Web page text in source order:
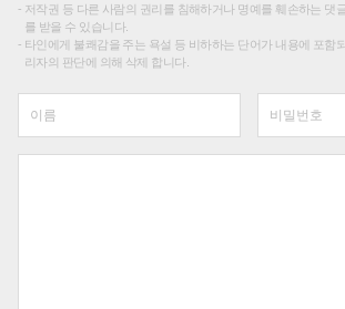
저작권 등 다른 사람의 권리를 침해하거나 명예를 훼손하는 댓
를 받을 수 있습니다.
타인에게 불쾌감을 주는 욕설 등 비하하는 단어가 내용에 포함
리자의 판단에 의해 삭제 합니다.